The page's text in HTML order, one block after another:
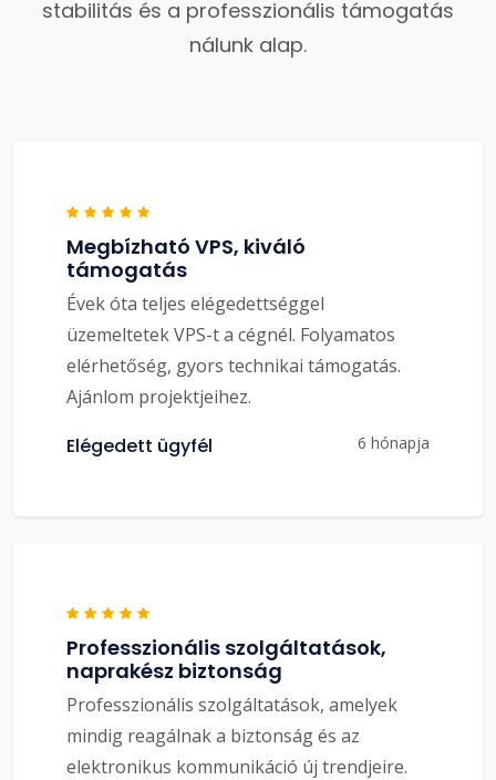
stabilitás és a professzionális támogatás
nálunk alap.
Megbízható VPS, kiváló
támogatás
Évek óta teljes elégedettséggel
üzemeltetek VPS-t a cégnél. Folyamatos
elérhetőség, gyors technikai támogatás.
Ajánlom projektjeihez.
Elégedett ügyfél 6 hónapja
Professzionális szolgáltatások,
naprakész biztonság
Professzionális szolgáltatások, amelyek
mindig reagálnak a biztonság és az
elektronikus kommunikáció új trendjeire.